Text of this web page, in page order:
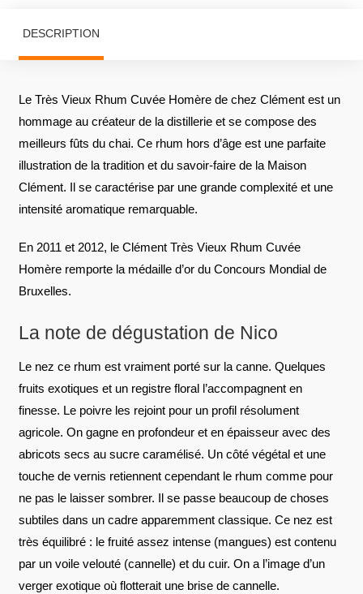
DESCRIPTION
Le Très Vieux Rhum Cuvée Homère de chez Clément est un
hommage au créateur de la distillerie et se compose des
meilleurs fûts du chai. Ce rhum hors d’âge est une parfaite
illustration de la tradition et du savoir-faire de la Maison
Clément. Il se caractérise par une grande complexité et une
intensité aromatique remarquable.
En 2011 et 2012, le Clément Très Vieux Rhum Cuvée
Homère remporte la médaille d’or du Concours Mondial de
Bruxelles.
La note de dégustation de Nico
Le nez ce rhum est vraiment porté sur la canne. Quelques
fruits exotiques et un registre floral l’accompagnent en
finesse. Le poivre les rejoint pour un profil résolument
agricole. On gagne en profondeur et en épaisseur avec des
abricots secs au sucre caramélisé. Un côté végétal et une
touche de vernis retiennent cependant le rhum comme pour
ne pas le laisser sombrer. Il se passe beaucoup de choses
subtiles dans un cadre apparemment classique. Ce nez est
très équilibré : le fruité assez intense (mangues) est contenu
par un voile velouté (cannelle) et du cuir. On a l’image d’un
verger exotique où flotterait une brise de cannelle.